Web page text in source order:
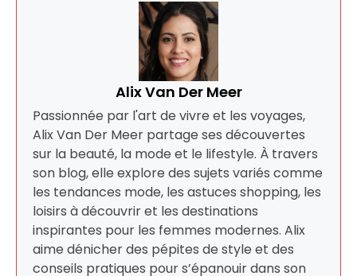
Alix Van Der Meer
Passionnée par l'art de vivre et les voyages,
Alix Van Der Meer partage ses découvertes
sur la beauté, la mode et le lifestyle. À travers
son blog, elle explore des sujets variés comme
les tendances mode, les astuces shopping, les
loisirs à découvrir et les destinations
inspirantes pour les femmes modernes. Alix
aime dénicher des pépites de style et des
conseils pratiques pour s’épanouir dans son